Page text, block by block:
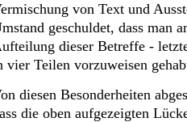
von Text und
geschuldet, dass man
dieser Betreffe -
vier Teilen vorzuweisen
diesen Besonderheiten
die oben aufgezeigten